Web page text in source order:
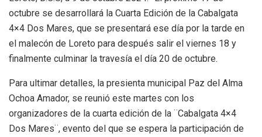
octubre se desarrollará la Cuarta Edición de la Cabalgata
4×4 Dos Mares, que se presentará ese día por la tarde en
el malecón de Loreto para después salir el viernes 18 y
finalmente culminar la travesía el día 20 de octubre.
Para ultimar detalles, la presienta municipal Paz del Alma
Ochoa Amador, se reunió este martes con los
organizadores de la cuarta edición de la ¨Cabalgata 4×4
Dos Mares¨, evento del que se espera la participación de